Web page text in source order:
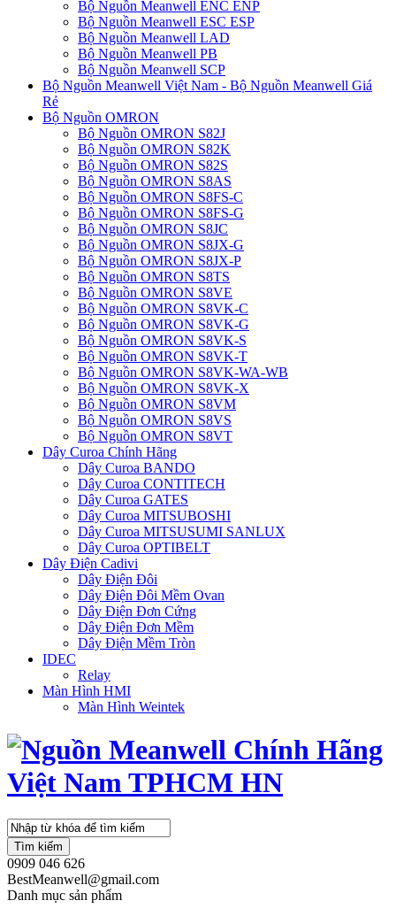
Bộ Nguồn Meanwell ENC ENP
Bộ Nguồn Meanwell ESC ESP
Bộ Nguồn Meanwell LAD
Bộ Nguồn Meanwell PB
Bộ Nguồn Meanwell SCP
Bộ Nguồn Meanwell Việt Nam - Bộ Nguồn Meanwell Giá
Rẻ
Bộ Nguồn OMRON
Bộ Nguồn OMRON S82J
Bộ Nguồn OMRON S82K
Bộ Nguồn OMRON S82S
Bộ Nguồn OMRON S8AS
Bộ Nguồn OMRON S8FS-C
Bộ Nguồn OMRON S8FS-G
Bộ Nguồn OMRON S8JC
Bộ Nguồn OMRON S8JX-G
Bộ Nguồn OMRON S8JX-P
Bộ Nguồn OMRON S8TS
Bộ Nguồn OMRON S8VE
Bộ Nguồn OMRON S8VK-C
Bộ Nguồn OMRON S8VK-G
Bộ Nguồn OMRON S8VK-S
Bộ Nguồn OMRON S8VK-T
Bộ Nguồn OMRON S8VK-WA-WB
Bộ Nguồn OMRON S8VK-X
Bộ Nguồn OMRON S8VM
Bộ Nguồn OMRON S8VS
Bộ Nguồn OMRON S8VT
Dây Curoa Chính Hãng
Dây Curoa BANDO
Dây Curoa CONTITECH
Dây Curoa GATES
Dây Curoa MITSUBOSHI
Dây Curoa MITSUSUMI SANLUX
Dây Curoa OPTIBELT
Dây Điện Cadivi
Dây Điện Đôi
Dây Điện Đôi Mềm Ovan
Dây Điện Đơn Cứng
Dây Điện Đơn Mềm
Dây Điện Mềm Tròn
IDEC
Relay
Màn Hình HMI
Màn Hình Weintek
Tìm kiếm
0909 046 626
BestMeanwell@gmail.com
Danh mục sản phẩm